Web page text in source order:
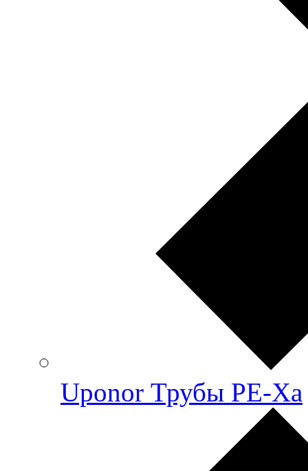
Uponor Трубы PE-Xa